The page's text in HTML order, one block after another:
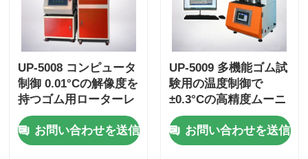
UP-5008 コンピュータ
制御 0.01°Cの解像度を
持つゴム用ローターレ
ス移動型ダイリオメー
ターお問い合わせを送信
UP-5009 多機能ゴム試
験用の温度制御で
±0.3°Cの高精度ムーニ
ー粘度計
お問い合わせを送信